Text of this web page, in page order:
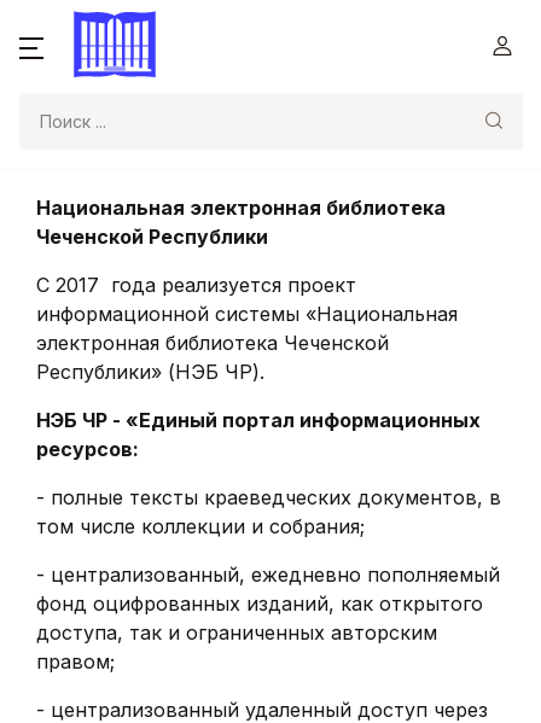
Национальная электронная библиотека
Чеченской Республики
С 2017 года реализуется проект
информационной системы «Национальная
электронная библиотека Чеченской
Республики» (НЭБ ЧР).
НЭБ ЧР - «Единый портал информационных
ресурсов:
- полные тексты краеведческих документов, в
том числе коллекции и собрания;
- централизованный, ежедневно пополняемый
фонд оцифрованных изданий, как открытого
доступа, так и ограниченных авторским
правом;
- централизованный удаленный доступ через